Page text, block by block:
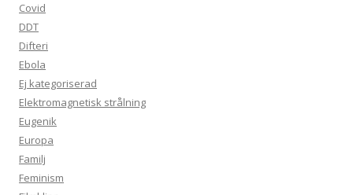
Covid
DDT
Difteri
Ebola
Ej kategoriserad
Elektromagnetisk strålning
Eugenik
Europa
Familj
Feminism